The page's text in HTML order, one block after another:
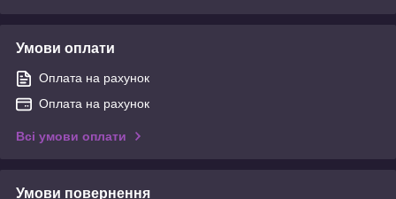
Умови оплати
Оплата на рахунок
Оплата на рахунок
Всі умови оплати
Умови повернення